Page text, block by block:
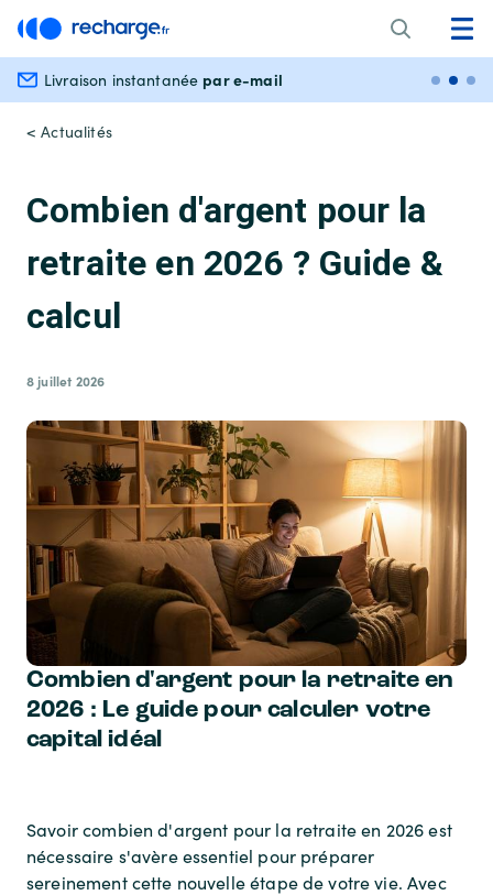
Livraison instantanée par e-mail
< Actualités
Combien d'argent pour la
retraite en 2026 ? Guide &
calcul
8 juillet 2026
Combien d'argent pour la retraite en
2026 : Le guide pour calculer votre
capital idéal
Savoir combien d'argent pour la retraite en 2026 est
nécessaire s'avère essentiel pour préparer
sereinement cette nouvelle étape de votre vie. Avec